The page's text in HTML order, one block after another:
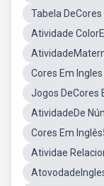
Tabela DeCores
Atividade
Cores Em
Jogos DeCores
AtividadeDe
Cores Em
Atividae